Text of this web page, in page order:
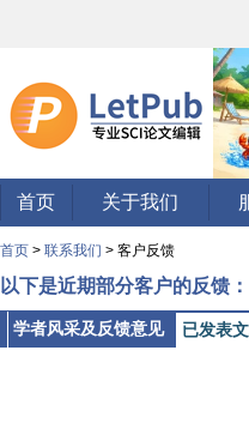
首页 关于我们
首页 > 联系我们 > 客户反馈
以下是近期部分客户的反馈：
学者风采及反馈意见 已发表